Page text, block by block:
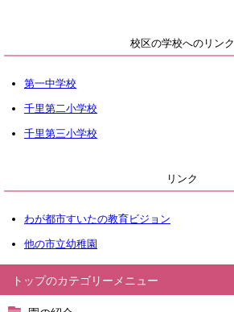
トップ
校区の学校へのリンク
第一中学校
千里第二小学校
千里第三小学校
リンク
わが都市すいたの教育ビジョン
他の市立幼稚園